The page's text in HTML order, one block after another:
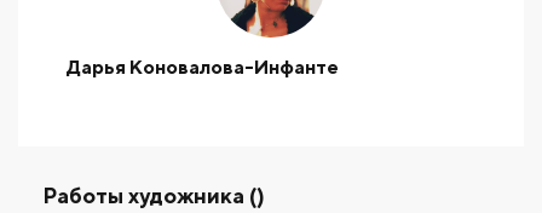
Дарья Коновалова-Инфанте
Работы художника ()